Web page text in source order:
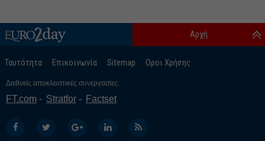
Ταυτότητα Επικοινωνία Sitemap Οροι Χρήσης
Αρχή
Διεθνείς αποκλειστικές συνεργασίες:
FT.com Stratfor Factset